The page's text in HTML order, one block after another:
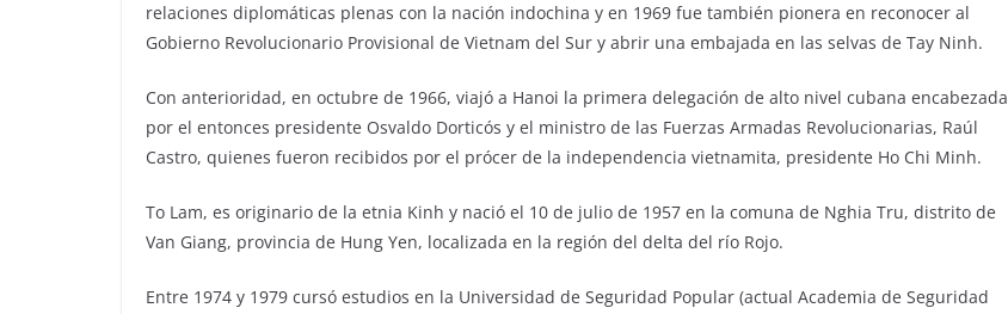
relaciones diplomáticas plenas con la nación indochina y en 1969 fue también pionera en reconocer al
Gobierno Revolucionario Provisional de Vietnam del Sur y abrir una embajada en las selvas de Tay Ninh.
Con anterioridad, en octubre de 1966, viajó a Hanoi la primera delegación de alto nivel cubana encabezada
por el entonces presidente Osvaldo Dorticós y el ministro de las Fuerzas Armadas Revolucionarias, Raúl
Castro, quienes fueron recibidos por el prócer de la independencia vietnamita, presidente Ho Chi Minh.
To Lam, es originario de la etnia Kinh y nació el 10 de julio de 1957 en la comuna de Nghia Tru, distrito de
Van Giang, provincia de Hung Yen, localizada en la región del delta del río Rojo.
Entre 1974 y 1979 cursó estudios en la Universidad de Seguridad Popular (actual Academia de Seguridad